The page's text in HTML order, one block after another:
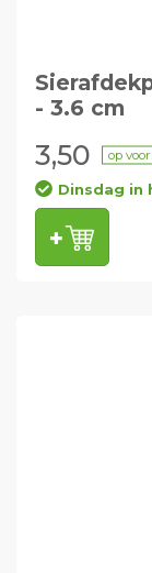
- 3.6 cm
3,50 op
Dinsdag in